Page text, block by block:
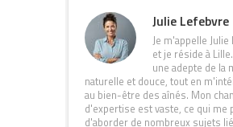
Julie Lefebvre
Je m'appelle
et je réside à
une adepte de la
naturelle et douce, tout en
au bien-être des aînés. Mon
d'expertise est vaste, ce qui me
d'aborder de nombreux sujets